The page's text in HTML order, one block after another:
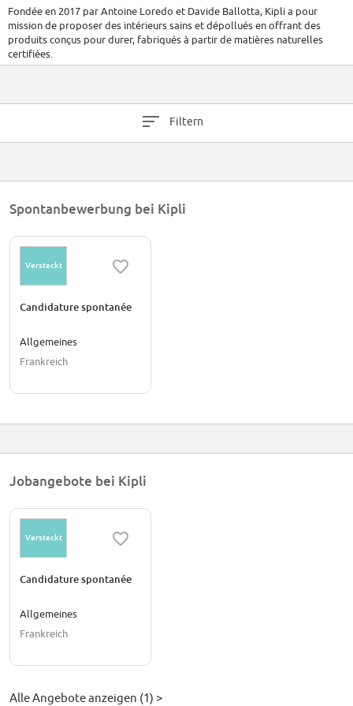
Fondée en 2017 par Antoine Loredo et Davide Ballotta, Kipli a pour
mission de proposer des intérieurs sains et dépollués en offrant des
produits conçus pour durer, fabriqués à partir de matières naturelles
certifiées.
En 2022, Kipli comptait entre 20 et 49 salariés.
sur https://www.welcometothejungle.com/fr/companies/kipli/jobs.
Kipli est présente sur les réseaux sociaux suivants :
spontanees.
Filtern
Spontanbewerbung bei Kipli
Versteckt
Candidature spontanée
Allgemeines
Frankreich
Jobangebote bei Kipli
Versteckt
Candidature spontanée
Allgemeines
Frankreich
Alle Angebote anzeigen (1) >